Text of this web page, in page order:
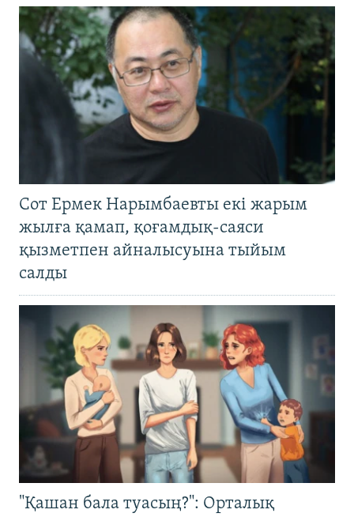
Сот Ермек Нарымбаевты екі жарым
жылға қамап, қоғамдық-саяси
қызметпен айналысуына тыйым
салды
"Қашан бала туасың?": Орталық